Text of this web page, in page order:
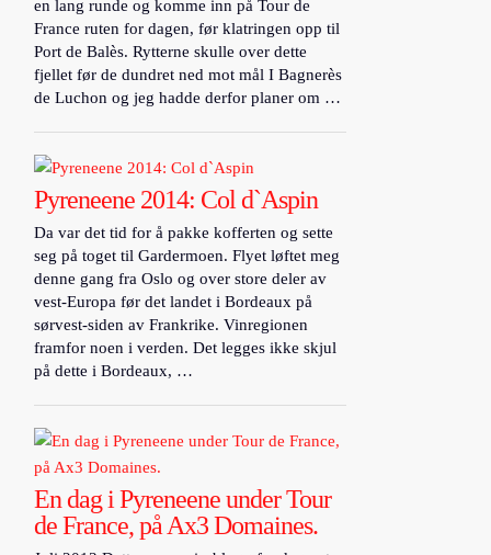
en lang runde og komme inn på Tour de
France ruten for dagen, før klatringen opp til
Port de Balès. Rytterne skulle over dette
fjellet før de dundret ned mot mål I Bagnerès
de Luchon og jeg hadde derfor planer om …
Pyreneene 2014: Col d`Aspin
Da var det tid for å pakke kofferten og sette
seg på toget til Gardermoen. Flyet løftet meg
denne gang fra Oslo og over store deler av
vest-Europa før det landet i Bordeaux på
sørvest-siden av Frankrike. Vinregionen
framfor noen i verden. Det legges ikke skjul
på dette i Bordeaux, …
En dag i Pyreneene under Tour
de France, på Ax3 Domaines.